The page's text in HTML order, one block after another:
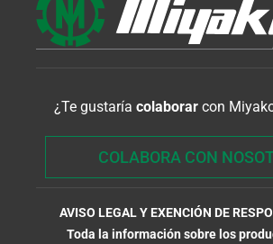
¿Te gustaría colaborar con
COLABORA CON
AVISO LEGAL Y EXENCIÓN DE
Toda la información sobre los